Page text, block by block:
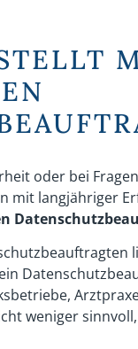
oder bei
mit langjähriger
weniger